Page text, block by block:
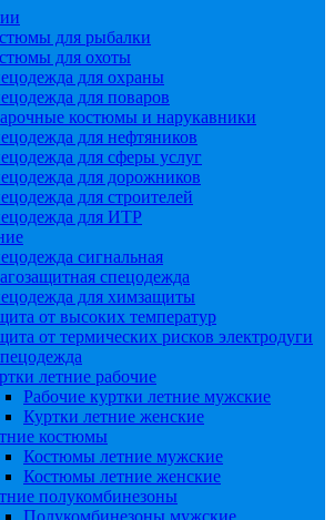
для рыбалки
для охоты
для охраны
для поваров
костюмы и нарукавники
для нефтяников
для сферы услуг
для дорожников
для строителей
для ИТР
сигнальная
спецодежда
для химзащиты
от высоких температур
от термических рисков электродуги
летние рабочие
Рабочие куртки летние мужские
Куртки летние женские
костюмы
Костюмы летние мужские
Костюмы летние женские
полукомбинезоны
Полукомбинезоны мужские